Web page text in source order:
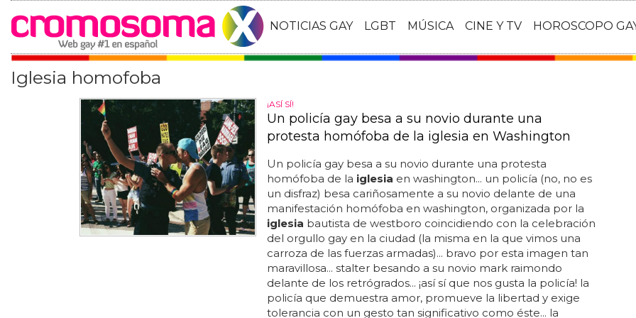
NOTICIAS GAY LGBT MÚSICA CINE Y TV HOROSCOPO
Iglesia homofoba
¡ASÍ SÍ!
Un policía gay besa a su novio durante una
protesta homófoba de la iglesia en Washington
Un policía gay besa a su novio durante una protesta
homófoba de la iglesia en washington... un policía (no, no es
un disfraz) besa cariñosamente a su novio delante de una
manifestación homófoba en washington, organizada por la
iglesia bautista de westboro coincidiendo con la celebración
del orgullo gay en la ciudad (la misma en la que vimos una
carroza de las fuerzas armadas)... bravo por esta imagen tan
maravillosa... stalter besando a su novio mark raimondo
delante de los retrógrados... ¡así sí que nos gusta la policía! la
policía que demuestra amor, promueve la libertad y exige
tolerancia con un gesto tan significativo como éste... la